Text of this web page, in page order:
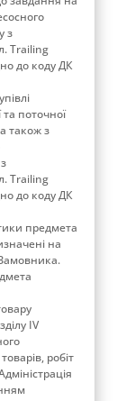
з
Trailing
до коду ДК
поточної
також з
Trailing
до коду ДК
предмета
на
ІV
робіт